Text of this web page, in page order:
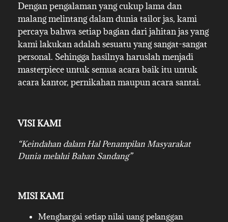
Dengan pengalaman yang cukup lama dan
malang melintang dalam dunia tailor jas, kami
percaya bahwa setiap bagian dari jahitan jas yang
kami lakukan adalah sesuatu yang sangat-sangat
personal. Sehingga hasilnya haruslah menjadi
masterpiece untuk semua acara baik itu untuk
acara kantor, pernikahan maupun acara santai.
VISI KAMI
“Keindahan dalam Hal Penampilan Masyarakat
Dunia melalui Bahan Sandang”
MISI KAMI
Menghargai setiap nilai uang pelanggan